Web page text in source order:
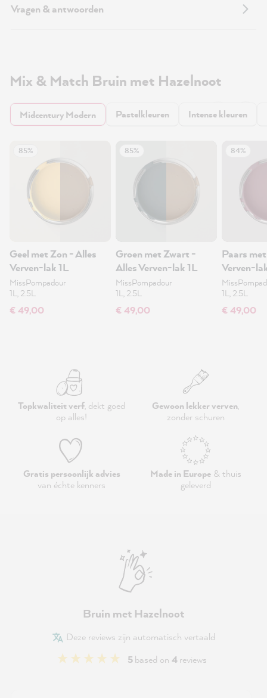
Vragen & antwoorden
Mix & Match Bruin met Hazelnoot
Midcentury Modern Pastelkleuren Intense kleuren
85%
Geel met Zon - Alles
Verven-lak 1L
MissPompadour
1L, 2.5L
€ 49,00
85%
Groen met Zwart -
Alles Verven-lak 1L
MissPompadour
1L, 2.5L
€ 49,00
84%
Paars
Verven-
1L, 2.5L
€ 49,00
Topkwaliteit verf, dekt goed
op alles!
Gewoon lekker verven,
zonder schuren
Gratis persoonlijk advies
van échte kenners
Made in Europe& thuis
geleverd
Bruin met Hazelnoot
Deze reviews zijn automatisch vertaald
5based on 4reviews